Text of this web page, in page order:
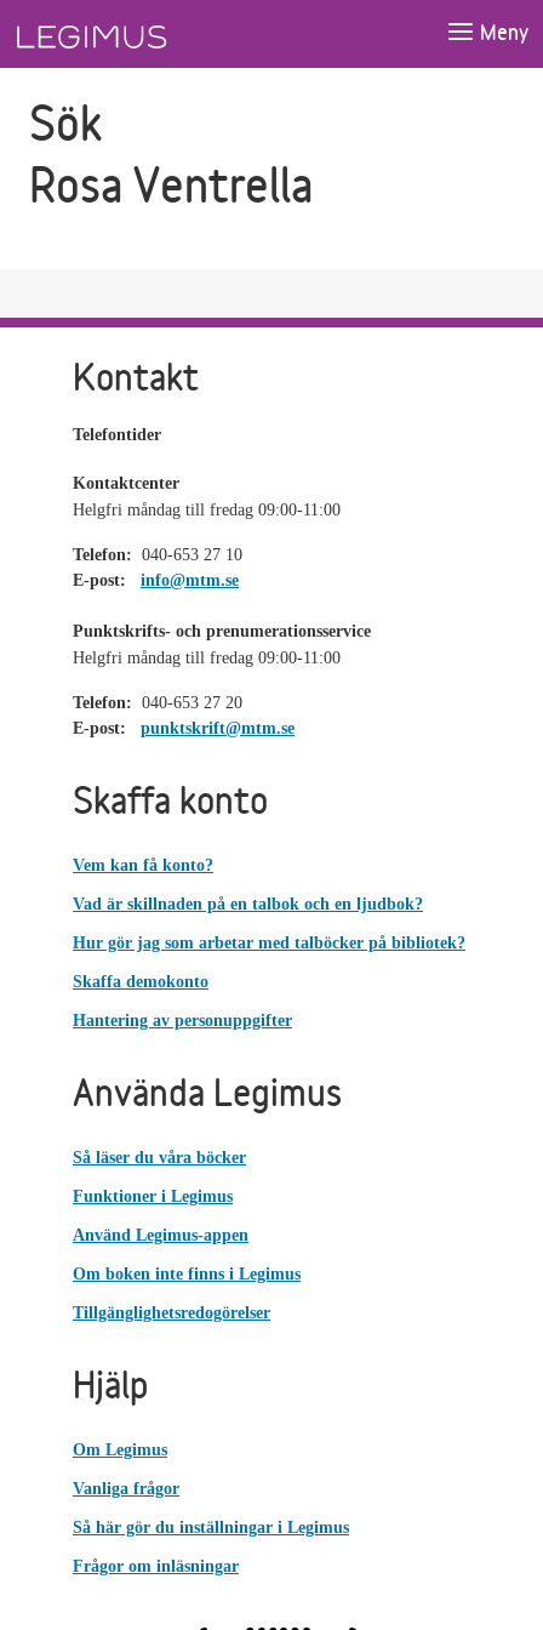
Meny
Sök
Rosa Ventrella
Kontakt
Telefontider
Kontaktcenter
Helgfri måndag till fredag 09:00-11:00
Telefon: 040-653 27 10
E-post:
info@mtm.se
Punktskrifts- och prenumerationsservice
Helgfri måndag till fredag 09:00-11:00
Telefon: 040-653 27 20
E-post:
punktskrift@mtm.se
Skaffa konto
Vem kan få konto?
Vad är skillnaden på en talbok och en ljudbok?
Hur gör jag som arbetar med talböcker på bibliotek?
Skaffa demokonto
Hantering av personuppgifter
Använda Legimus
Så läser du våra böcker
Funktioner i Legimus
Använd Legimus-appen
Om boken inte finns i Legimus
Tillgänglighetsredogörelser
Hjälp
Om Legimus
Vanliga frågor
Så här gör du inställningar i Legimus
Frågor om inläsningar